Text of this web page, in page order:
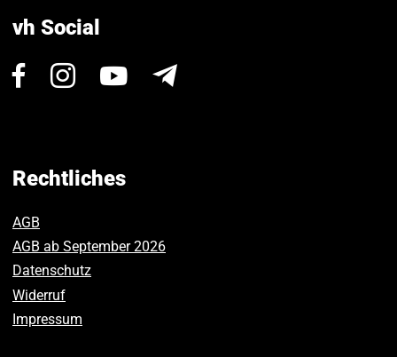
vh Social
Besuchen
Facebook.
Besuchen
Instagram.
Besuchen
Rechtliches
AGB
AGB ab September 2026
Datenschutz
Widerruf
Impressum